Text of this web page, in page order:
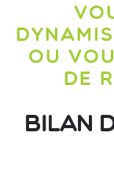
OU
DE
Bilan